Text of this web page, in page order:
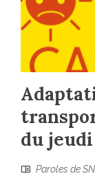
du
Paroles de